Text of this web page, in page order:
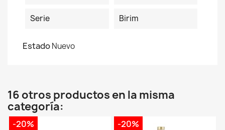
Serie Birim
EstadoNuevo
16 otros productos en la misma
categoría:
-20%
-20%